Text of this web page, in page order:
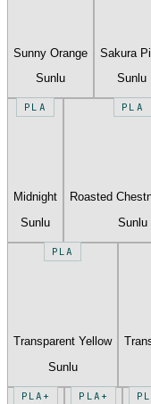
Sunny Orange
Sunlu
Sakura
Sunlu
PLA
Midnight
Sunlu
PLA
Roasted
Sunlu
PLA
Transparent Yellow
Sunlu
PLA+ PLA+